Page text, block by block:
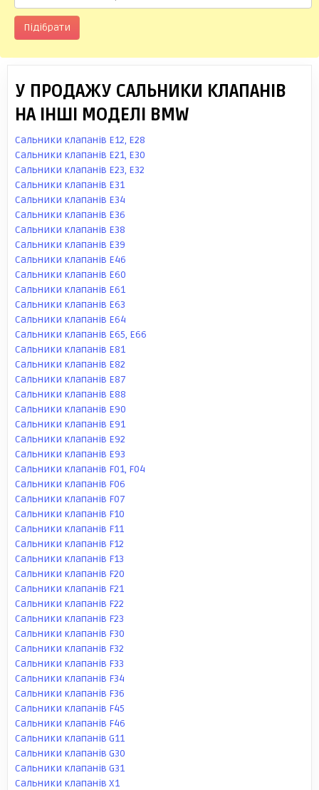
Підібрати
У ПРОДАЖУ САЛЬНИКИ КЛАПАНІВ
НА ІНШІ МОДЕЛІ BMW
Сальники клапанів E12, E28
Сальники клапанів E21, E30
Сальники клапанів E23, E32
Сальники клапанів E31
Сальники клапанів E34
Сальники клапанів E36
Сальники клапанів E38
Сальники клапанів E39
Сальники клапанів E46
Сальники клапанів E60
Сальники клапанів E61
Сальники клапанів E63
Сальники клапанів E64
Сальники клапанів E65, E66
Сальники клапанів E81
Сальники клапанів E82
Сальники клапанів E87
Сальники клапанів E88
Сальники клапанів E90
Сальники клапанів E91
Сальники клапанів E92
Сальники клапанів E93
Сальники клапанів F01, F04
Сальники клапанів F06
Сальники клапанів F07
Сальники клапанів F10
Сальники клапанів F11
Сальники клапанів F12
Сальники клапанів F13
Сальники клапанів F20
Сальники клапанів F21
Сальники клапанів F22
Сальники клапанів F23
Сальники клапанів F30
Сальники клапанів F32
Сальники клапанів F33
Сальники клапанів F34
Сальники клапанів F36
Сальники клапанів F45
Сальники клапанів F46
Сальники клапанів G11
Сальники клапанів G30
Сальники клапанів G31
Сальники клапанів X1